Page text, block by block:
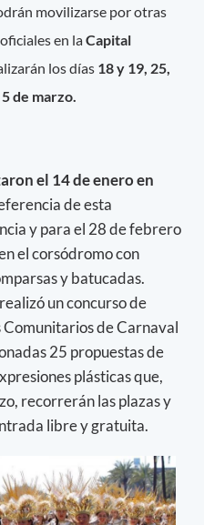
movilizarse por otras
en laCapital
los días 18 y 19, 25,
de marzo.
el 14 de enero en
de esta
y para el 28 de febrero
el corsódromo con
y batucadas.
un concurso de
de Carnaval
25 propuestas de
plásticas que,
recorrerán las plazas y
libre y gratuita.